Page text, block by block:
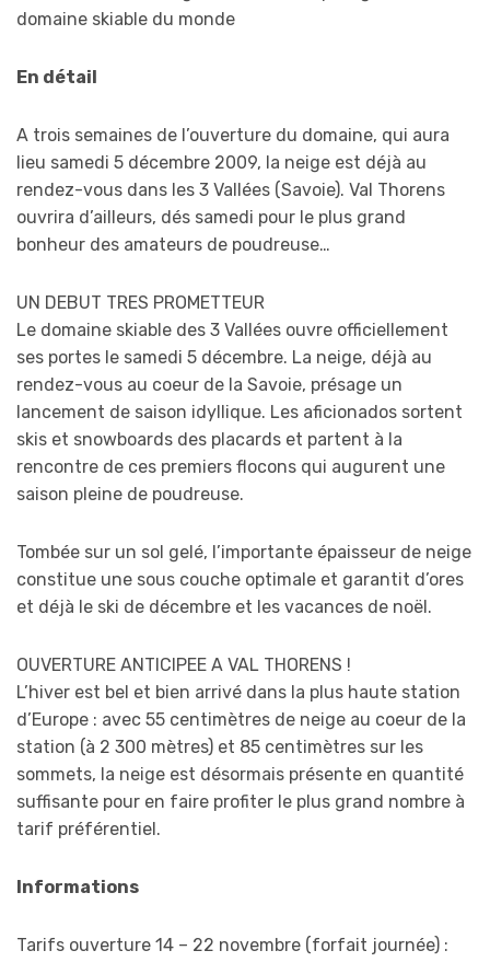
domaine skiable du monde
En détail
A trois semaines de l’ouverture du domaine, qui aura
lieu samedi 5 décembre 2009, la neige est déjà au
rendez-vous dans les 3 Vallées (Savoie). Val Thorens
ouvrira d’ailleurs, dés samedi pour le plus grand
bonheur des amateurs de poudreuse…
UN DEBUT TRES PROMETTEUR
Le domaine skiable des 3 Vallées ouvre officiellement
ses portes le samedi 5 décembre. La neige, déjà au
rendez-vous au coeur de la Savoie, présage un
lancement de saison idyllique. Les aficionados sortent
skis et snowboards des placards et partent à la
rencontre de ces premiers flocons qui augurent une
saison pleine de poudreuse.
Tombée sur un sol gelé, l’importante épaisseur de neige
constitue une sous couche optimale et garantit d’ores
et déjà le ski de décembre et les vacances de noël.
OUVERTURE ANTICIPEE A VAL THORENS !
L’hiver est bel et bien arrivé dans la plus haute station
d’Europe : avec 55 centimètres de neige au coeur de la
station (à 2 300 mètres) et 85 centimètres sur les
sommets, la neige est désormais présente en quantité
suffisante pour en faire profiter le plus grand nombre à
tarif préférentiel.
Informations
Tarifs ouverture 14 – 22 novembre (forfait journée) :